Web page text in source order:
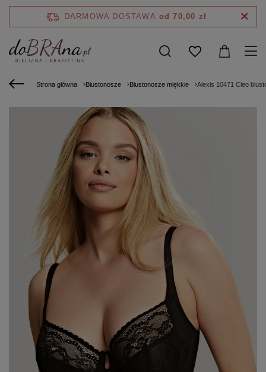
DARMOWA DOSTAWA od 70,00 zł
Strona główna Biustonosze Biustonosze miękkie Alexis 10471 Cleo